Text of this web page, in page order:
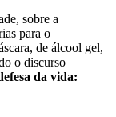
sobre a
para o
de álcool gel,
o discurso
da vida: